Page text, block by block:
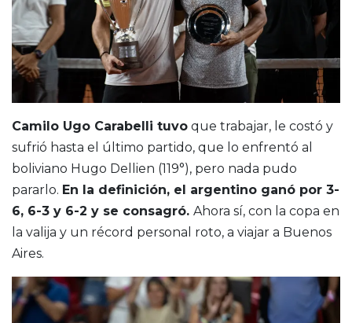
Camilo Ugo Carabelli tuvo que trabajar, le costó y
sufrió hasta el último partido, que lo enfrentó al
boliviano Hugo Dellien (119°), pero nada pudo
pararlo. En la definición, el argentino ganó por 3-
6, 6-3 y 6-2 y se consagró. Ahora sí, con la copa en
la valija y un récord personal roto, a viajar a Buenos
Aires.